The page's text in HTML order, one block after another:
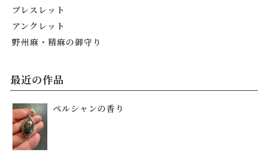
ブレスレット
アンクレット
野州麻・精麻の御守り
最近の作品
ペルシャンの香り